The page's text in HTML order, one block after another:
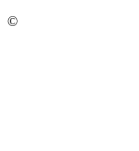
©